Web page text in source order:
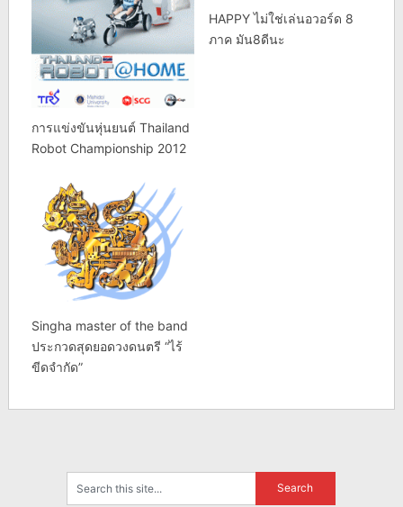
การแข่งขันหุ่นยนต์ Thailand
Robot Championship 2012
HAPPY ไม่ใช่เล่นอวอร์ด 8
ภาค มัน8ดีนะ
Singha master of the band
ประกวดสุดยอดวงดนตรี “ไร้
ขีดจำกัด”